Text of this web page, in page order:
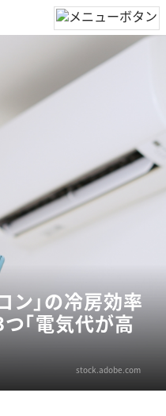
ン」の冷房効率
「電気代が高
stock.adobe.com